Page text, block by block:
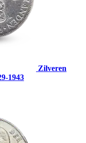
Zilveren
1943